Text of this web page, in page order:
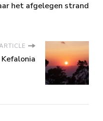
het afgelegen strand